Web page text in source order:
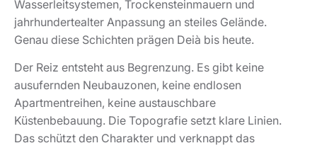
Wasserleitsystemen, Trockensteinmauern und
jahrhundertealter Anpassung an steiles Gelände.
Genau diese Schichten prägen Deià bis heute.
Der Reiz entsteht aus Begrenzung. Es gibt keine
ausufernden Neubauzonen, keine endlosen
Apartmentreihen, keine austauschbare
Küstenbebauung. Die Topografie setzt klare Linien.
Das schützt den Charakter und verknappt das